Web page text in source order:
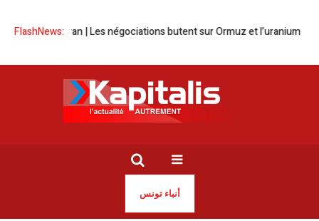
FlashNews:
Unis – Iran | Les négociations butent sur Ormuz et l’uranium La
أنباء تونس